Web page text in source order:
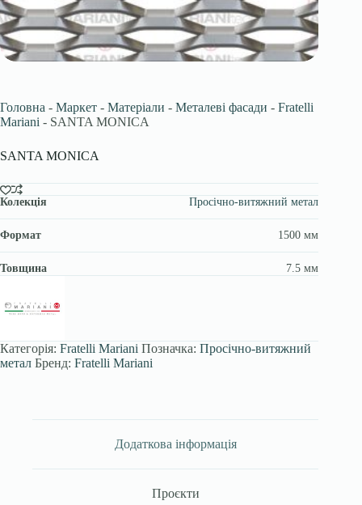
Головна - Маркет - Матеріали - Металеві фасади - Fratelli
Mariani - SANTA MONICA
SANTA MONICA
Колекція Просічно-витяжний метал
Формат 1500 мм
Товщина 7.5 мм
Категорія: Fratelli Mariani Позначка: Просічно-витяжний
метал Бренд: Fratelli Mariani
Додаткова інформація
Проєкти